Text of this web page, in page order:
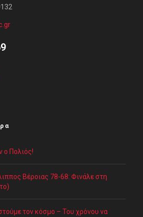
ο Πολιός!
Βέροιας 78-68: Φινάλε στη
τον κόσμο – Του χρόνου να